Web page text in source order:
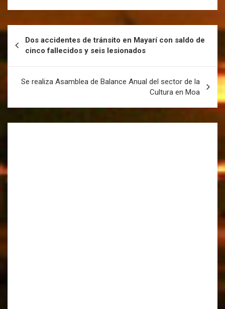
Dos accidentes de tránsito en Mayarí con saldo de
cinco fallecidos y seis lesionados
Se realiza Asamblea de Balance Anual del sector de la
Cultura en Moa